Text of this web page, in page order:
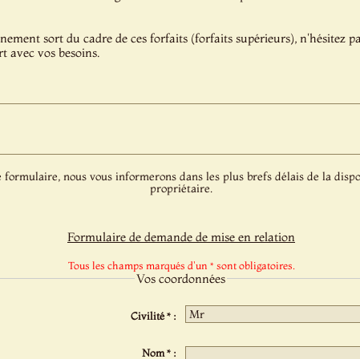
sort du cadre de ces forfaits (forfaits supérieurs), n'hésitez
avec vos besoins.
formulaire, nous vous informerons dans les plus brefs délais de la
propriétaire.
Formulaire de demande de mise en relation
Tous les champs marqués d'un * sont obligatoires.
Vos coordonnées
Civilité * :
Nom * :